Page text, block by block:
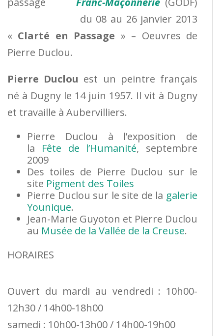
du 08 au 26 janvier 2013
« Clarté en Passage » – Oeuvres de
Pierre Duclou.
Pierre Duclou est un peintre français
né à Dugny le 14 juin 1957. Il vit à Dugny
et travaille à Aubervilliers.
Pierre Duclou à l’exposition de
la Fête de l’Humanité, septembre
2009
Des toiles de Pierre Duclou sur le
site Pigment des Toiles
Pierre Duclou sur le site de la galerie
Younique.
Jean-Marie Guyoton et Pierre Duclou
au Musée de la Vallée de la Creuse.
HORAIRES
Ouvert du mardi au vendredi : 10h00-
12h30 / 14h00-18h00
samedi : 10h00-13h00 / 14h00-19h00